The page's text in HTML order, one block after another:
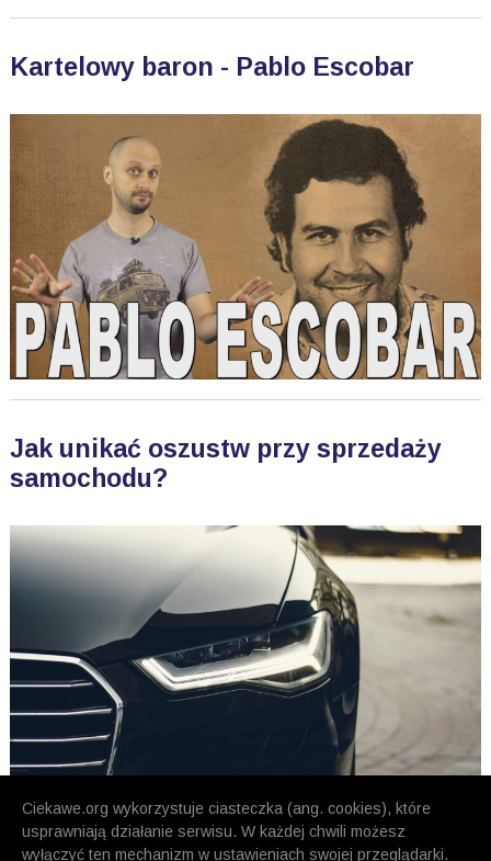
Ciekawe.org wykorzystuje ciasteczka (ang. cookies), które
usprawniają działanie serwisu. W każdej chwili możesz
wyłączyć ten mechanizm w ustawieniach swojej przeglądarki.
Kartelowy baron - Pablo Escobar
Jak unikać oszustw przy sprzedaży
samochodu?